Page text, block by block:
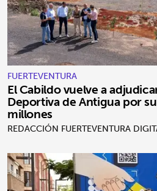
FUERTEVENTURA
El Cabildo vuelve a
Deportiva de Antigua por
millones
REDACCIÓN FUERTEVENTURA